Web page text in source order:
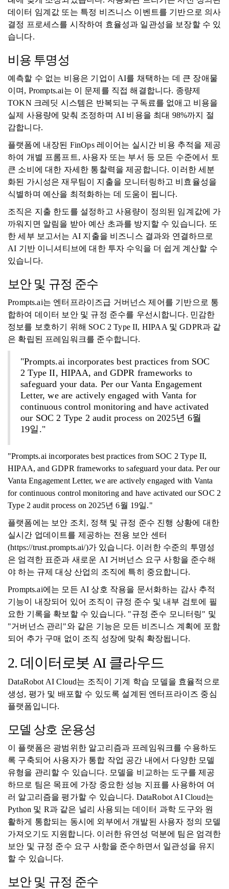
데이터 임계값 또는 특정 비즈니스 이벤트를 기반으로 의사
결정 프로세스를 시작하여 효율성과 일관성을 보장할 수 있
습니다.
비용 투명성
예측할 수 없는 비용은 기업이 AI를 채택하는 데 큰 장애물
이며, Prompts.ai는 이 문제를 직접 해결합니다. 종량제
TOKN 크레딧 시스템은 반복되는 구독료를 없애고 비용을
실제 사용량에 맞춰 조정하며 AI 비용을 최대 98%까지 절
감합니다.
플랫폼에 내장된 FinOps 레이어는 실시간 비용 추적을 제공
하여 개별 프롬프트, 사용자 또는 부서 등 모든 수준에서 토
큰 소비에 대한 자세한 통찰력을 제공합니다. 이러한 세분
화된 가시성은 재무팀이 지출을 모니터링하고 비효율성을
식별하며 예산을 최적화하는 데 도움이 됩니다.
조직은 지출 한도를 설정하고 사용량이 정의된 임계값에 가
까워지면 알림을 받아 예산 초과를 방지할 수 있습니다. 또
한 세부 보고서는 AI 지출을 비즈니스 결과와 연결하므로
AI 기반 이니셔티브에 대한 투자 수익을 더 쉽게 계산할 수
있습니다.
보안 및 규정 준수
Prompts.ai는 엔터프라이즈급 거버넌스 제어를 기반으로 통
합하여 데이터 보안 및 규정 준수를 우선시합니다. 민감한
정보를 보호하기 위해 SOC 2 Type II, HIPAA 및 GDPR과 같
은 확립된 프레임워크를 준수합니다.
"Prompts.ai incorporates best practices from SOC
2 Type II, HIPAA, and GDPR frameworks to
safeguard your data. Per our Vanta Engagement
Letter, we are actively engaged with Vanta for
continuous control monitoring and have activated
our SOC 2 Type 2 audit process on 2025년 6월
19일."
"Prompts.ai incorporates best practices from SOC 2 Type II,
HIPAA, and GDPR frameworks to safeguard your data. Per our
Vanta Engagement Letter, we are actively engaged with Vanta
for continuous control monitoring and have activated our SOC 2
Type 2 audit process on 2025년 6월 19일."
플랫폼에는 보안 조치, 정책 및 규정 준수 진행 상황에 대한
실시간 업데이트를 제공하는 전용 보안 센터
(https://trust.prompts.ai/)가 있습니다. 이러한 수준의 투명성
은 엄격한 표준과 새로운 AI 거버넌스 요구 사항을 준수해
야 하는 규제 대상 산업의 조직에 특히 중요합니다.
Prompts.ai에는 모든 AI 상호 작용을 문서화하는 감사 추적
기능이 내장되어 있어 조직이 규정 준수 및 내부 검토에 필
요한 기록을 확보할 수 있습니다. "규정 준수 모니터링" 및
"거버넌스 관리"와 같은 기능은 모든 비즈니스 계획에 포함
되어 추가 구매 없이 조직 성장에 맞춰 확장됩니다.
2. 데이터로봇 AI 클라우드
DataRobot AI Cloud는 조직이 기계 학습 모델을 효율적으로
생성, 평가 및 배포할 수 있도록 설계된 엔터프라이즈 중심
플랫폼입니다.
모델 상호 운용성
이 플랫폼은 광범위한 알고리즘과 프레임워크를 수용하도
록 구축되어 사용자가 통합 작업 공간 내에서 다양한 모델
유형을 관리할 수 있습니다. 모델을 비교하는 도구를 제공
하므로 팀은 목표에 가장 중요한 성능 지표를 사용하여 여
러 알고리즘을 평가할 수 있습니다. DataRobot AI Cloud는
Python 및 R과 같은 널리 사용되는 데이터 과학 도구와 원
활하게 통합되는 동시에 외부에서 개발된 사용자 정의 모델
가져오기도 지원합니다. 이러한 유연성 덕분에 팀은 엄격한
보안 및 규정 준수 요구 사항을 준수하면서 일관성을 유지
할 수 있습니다.
보안 및 규정 준수